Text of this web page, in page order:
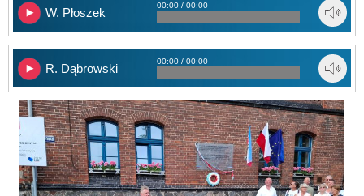
W. Płoszek
00:00 / 00:00
R. Dąbrowski
00:00 / 00:00